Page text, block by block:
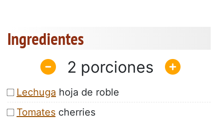
Ingredientes
2
Lechuga hoja de roble
Tomates cherries